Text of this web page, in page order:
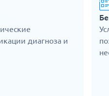
диагноза и